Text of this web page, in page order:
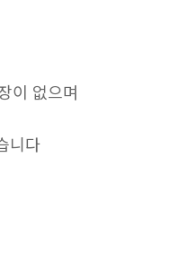
이 없으며
니다